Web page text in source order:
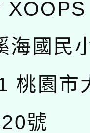
XOOPS
海國民
桃園市
號